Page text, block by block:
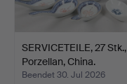
SERVICETEILE, 27 Stk.,
Porzellan, China.
Beendet 30. Jul 2026